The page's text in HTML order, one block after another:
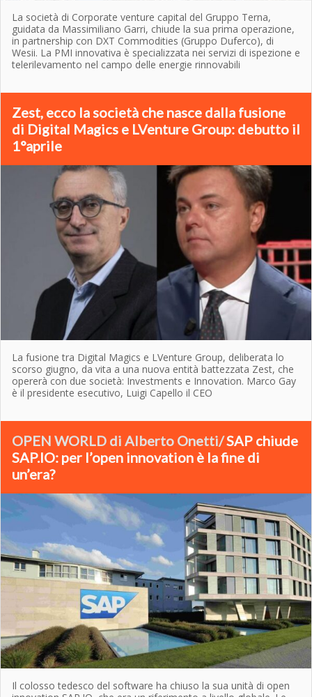
La società di Corporate venture capital del Gruppo Terna,
guidata da Massimiliano Garri, chiude la sua prima operazione,
in partnership con DXT Commodities (Gruppo Duferco), di
Wesii. La PMI innovativa è specializzata nei servizi di ispezione e
telerilevamento nel campo delle energie rinnovabili
Zest, ecco la società che nasce dalla fusione
di Digital Magics e LVenture Group: debutto il
1°aprile
La fusione tra Digital Magics e LVenture Group, deliberata lo
scorso giugno, da vita a una nuova entità battezzata Zest, che
opererà con due società: Investments e Innovation. Marco Gay
è il presidente esecutivo, Luigi Capello il CEO
OPEN WORLD di Alberto Onetti/SAP chiude
SAP.IO: per l’open innovation è la fine di
un’era?
Il colosso tedesco del software ha chiuso la sua unità di open